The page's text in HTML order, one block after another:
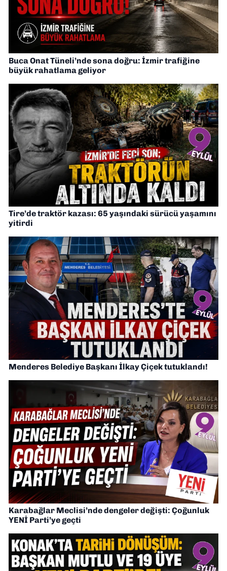
Buca Onat Tüneli’nde sona doğru: İzmir trafiğine
büyük rahatlama geliyor
Tire’de traktör kazası: 65 yaşındaki sürücü yaşamını
yitirdi
Menderes Belediye Başkanı İlkay Çiçek tutuklandı!
Karabağlar Meclisi’nde dengeler değişti: Çoğunluk
YENİ Parti’ye geçti